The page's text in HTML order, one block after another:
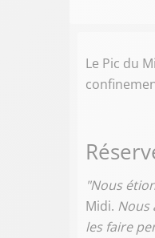
Le Pic du
"Nous
Midi. Nous
les faire